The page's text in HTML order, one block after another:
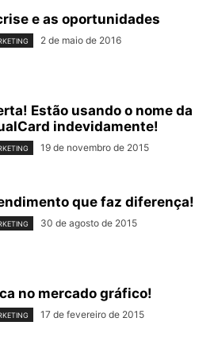
e as oportunidades
2 de maio de 2016
Estão usando o nome da
indevidamente!
19 de novembro de 2015
que faz diferença!
30 de agosto de 2015
no mercado gráfico!
17 de fevereiro de 2015